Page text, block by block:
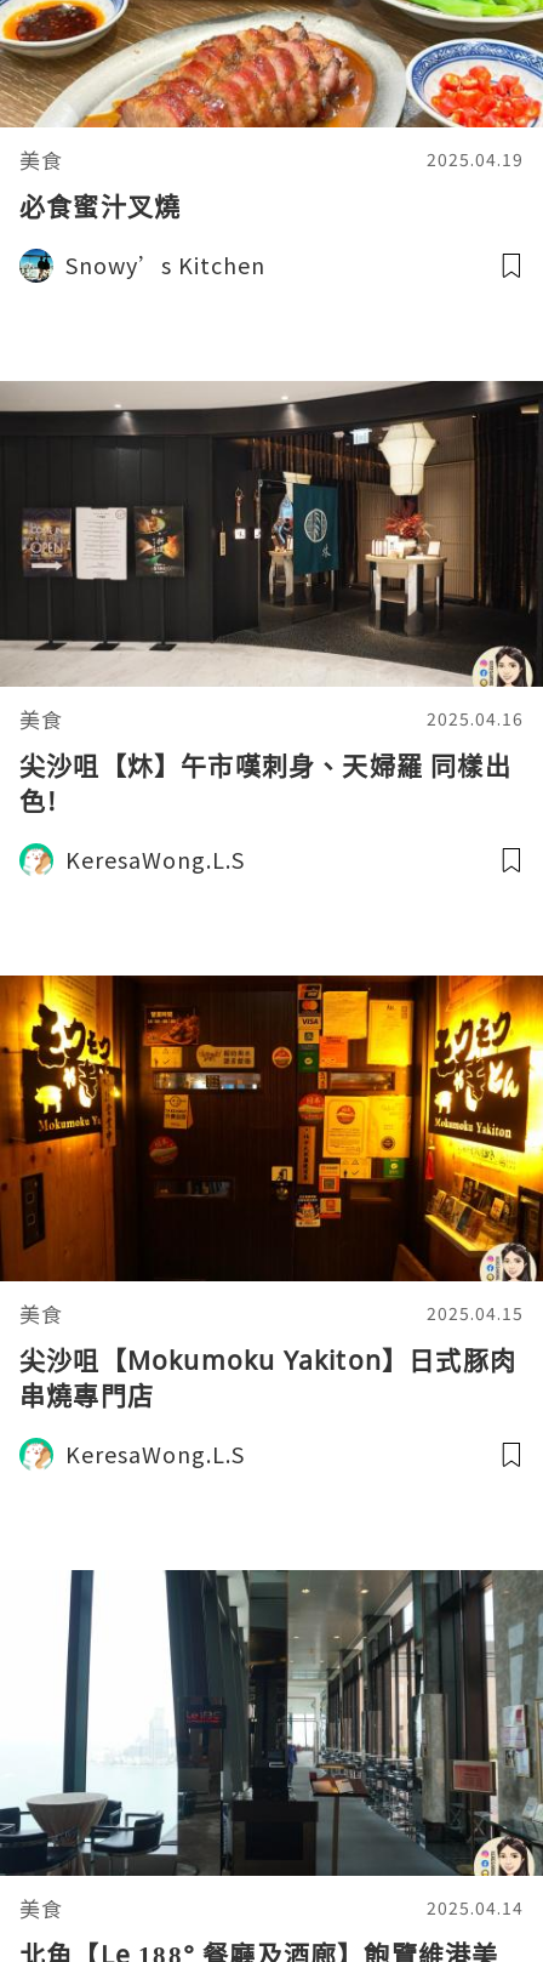
美食 2025.04.19
必食蜜汁叉燒
Snowy’s Kitchen
美食 2025.04.16
尖沙咀【炑】午市嘆刺身、天婦羅 同樣出
色!
KeresaWong.L.S
美食 2025.04.15
尖沙咀【Mokumoku Yakiton】日式豚肉
串燒專門店
KeresaWong.L.S
美食 2025.04.14
北角【Le 188° 餐廳及酒廊】飽覽維港美